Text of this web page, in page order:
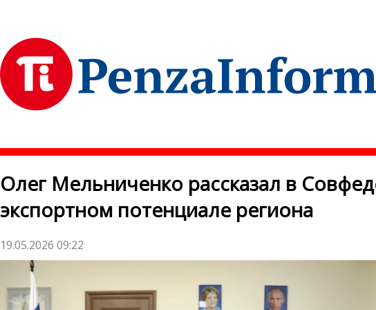
Олег Мельниченко рассказал в
экспортном потенциале региона
19.05.2026 09:22